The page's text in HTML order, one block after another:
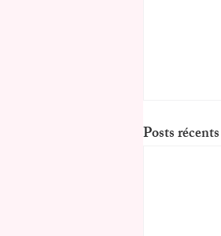
Posts récents